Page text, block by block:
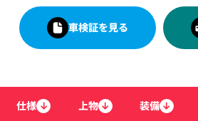
車検証を見る
仕様 ↓ 上物 ↓ 装備 ↓